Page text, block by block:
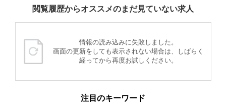
閲覧履歴からオススメのまだ見ていない求人
情報の読み込みに失敗しました。
画面の更新をしても表示されない場合は、しばらく
経ってから再度お試しください。
注目のキーワード